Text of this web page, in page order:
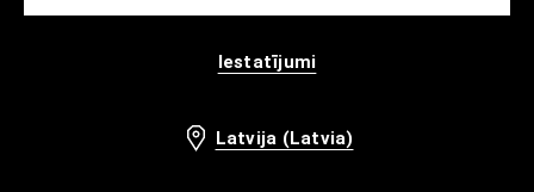
Iestatījumi
Latvija (Latvia)